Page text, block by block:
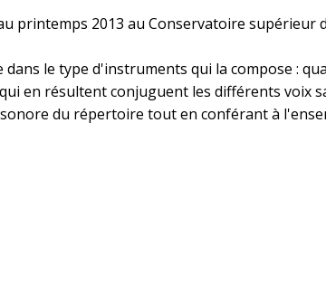
printemps 2013 au Conservatoire supérieur
le type d'instruments qui la compose :
en résultent conjuguent les différents
du répertoire tout en conférant à